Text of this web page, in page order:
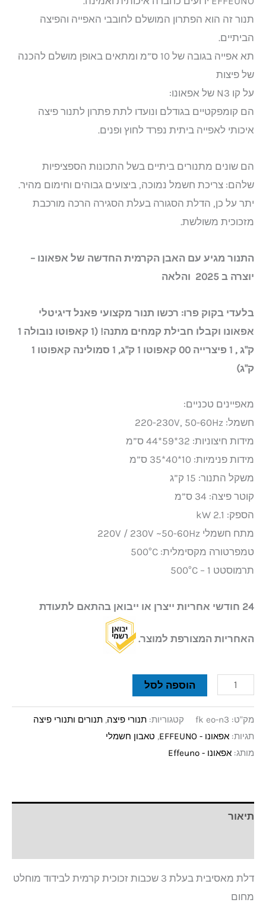
תנור זה הוא הפתרון המושלם לחובבי האפייה והפיצה
הביתיים.
תא אפייה בגובה של 10 ס”מ ומתאים באופן מושלם להכנה
של פיצות
על קו N3 של אפאונו:
הם קומפקטיים בגודלם ונועדו לתת פתרון לתנור פיצה
איכותי לאפייה ביתית נפרד לחוץ ופנים.
הם שונים מתנורים ביתיים בשל התכונות הספציפיות
שלהם: צריכת חשמל נמוכה, ביצועים גבוהים וחימום מהיר.
יתר על כן, הדלת הסגורה בעלת הסגירה הרכה מורכבת
מזכוכית משולשת.
התנור מגיע עם האבן הקרמית החדשה של אפאונו –
יוצרה ב 2025 והלאה
בלעדי בקוק פרו: רכשו תנור מקצועי פאנל דיגיטלי
אפאונו וקבלו חבילת קמחים מתנה! (1 קאפוטו נובולה 1
ק"ג , 1 פיצרייה 00 קאפוטו 1 ק"ג, 1 סמולינה קאפוטו 1
ק"ג)
מאפיינים טכניים:
חשמל: 220-230V, 50-60Hz
מידות חיצוניות: 32*59*44 ס”מ
מידות פנימיות: 10*40*35 ס”מ
משקל התנור: 15 ק”ג
קוטר פיצה: 34 ס”מ
הספק: 2.1 kW
מתח חשמלי 220V / 230V ~50-60Hz
טמפרטורה מקסימלית: 500°C
תרמוסטט 1 – 500°C
24 חודשי אחריות ייצרן או ייבואן בהתאם לתעודת
האחריות המצורפת למוצר.
הוספה לסל
מק"ט: fk eo-n3 קטגוריות: תנורי פיצה, תנורים ותנורי פיצה
תגיות: אפאונו - EFFEUNO , טאבון חשמלי
מותג: אפאונו - Effeuno
תיאור
דלת מאסיבית בעלת 3 שכבות זכוכית קרמית לבידוד מוחלט
מחום